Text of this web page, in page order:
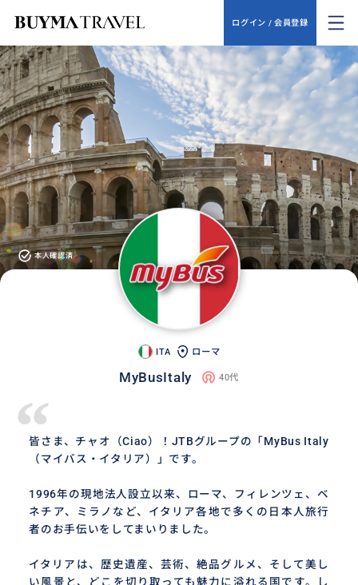
ログイン / 会員登録
本人確認済
ITA ローマ
MyBusItaly 40代
“
皆さま、チャオ（Ciao）！JTBグループの「MyBus Italy
（マイバス・イタリア）」です。
1996年の現地法人設立以来、ローマ、フィレンツェ、ベ
ネチア、ミラノなど、イタリア各地で多くの日本人旅行
者のお手伝いをしてまいりました。
イタリアは、歴史遺産、芸術、絶品グルメ、そして美し
い風景と、どこを切り取っても魅力に溢れる国です。し